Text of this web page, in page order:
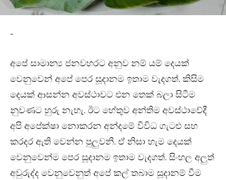
-
අපේ සාමාන්‍ය ජනවහරට අනුව නම් යම් දෙයක්
වෙනුවෙන් අපේ පෙර සූදානම ඉතාම වැදගත්. කිසිම
දෙයක් ආසන්න අවස්ථාවට එන තෙක් බලා සිටීම
නුවණට හුරු නැහැ. ඊට හේතුව අන්තිම අවස්ථාවේදී
අපි අපේක්ෂා නොකරන අන්දමේ විවිධ ගැටළු සහ
කරදර ඇති වෙන්න පුලුවනි. ඒ නිසා හැම දෙයක්
වෙනුවෙන්ම පෙර සූදානම ඉතාම වැදගත්. සිංහල අලුත්
අවුරුද්ද වෙනුවෙනුත් අපේ කල් තබාම සූදානම් වීම